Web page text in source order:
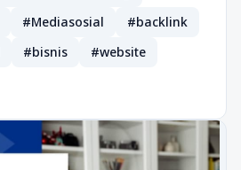
#Mediasosial
#backlink
#bisnis
#website